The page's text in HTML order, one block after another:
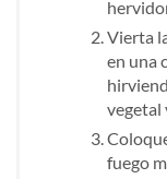
Vierta
en una
vegetal
fuego